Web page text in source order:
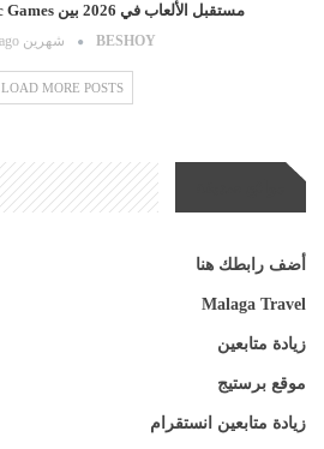
مستقبل الألعاب في 2026 بين Epic Games وPlayStation…
BESHOY شهرين ago
LOAD MORE POSTS
أضف رابطك هنا
Malaga Travel
زيادة متابعين
موقع برستيج
زيادة متابعين انستقرام